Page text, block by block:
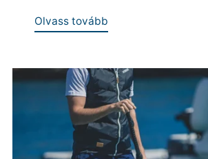
Olvass tovább